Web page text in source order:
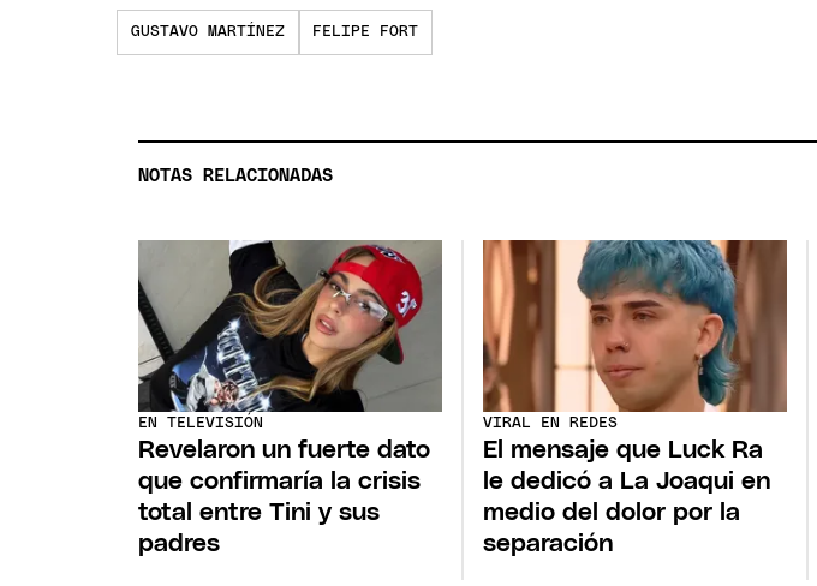
GUSTAVO MARTÍNEZ FELIPE FORT
NOTAS RELACIONADAS
EN TELEVISIÓN
Revelaron un fuerte dato
que confirmaría la crisis
total entre Tini y sus
padres
VIRAL EN REDES
El mensaje que Luck Ra
le dedicó a La Joaqui en
medio del dolor por la
separación